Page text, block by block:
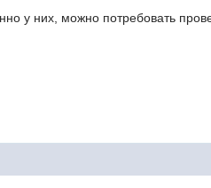
у них, можно потребовать